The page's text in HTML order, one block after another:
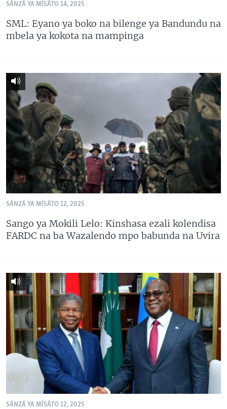
SÉCURITÉ
SCIENCE/TECHNOLOGIE
SÁNZÁ YA MÍSÁTO 14, 2025
SML: Eyano ya boko na bilenge ya Bandundu na
mbela ya kokota na mampinga
SÁNZÁ YA MÍSÁTO 12, 2025
Sango ya Mokili Lelo: Kinshasa ezali kolendisa
FARDC na ba Wazalendo mpo babunda na Uvira
SÁNZÁ YA MÍSÁTO 12, 2025